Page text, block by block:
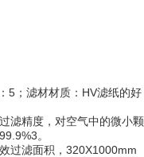
5；滤材材质：HV滤纸的好
滤精度，对空气中的微小颗
。
过滤面积，320X1000mm